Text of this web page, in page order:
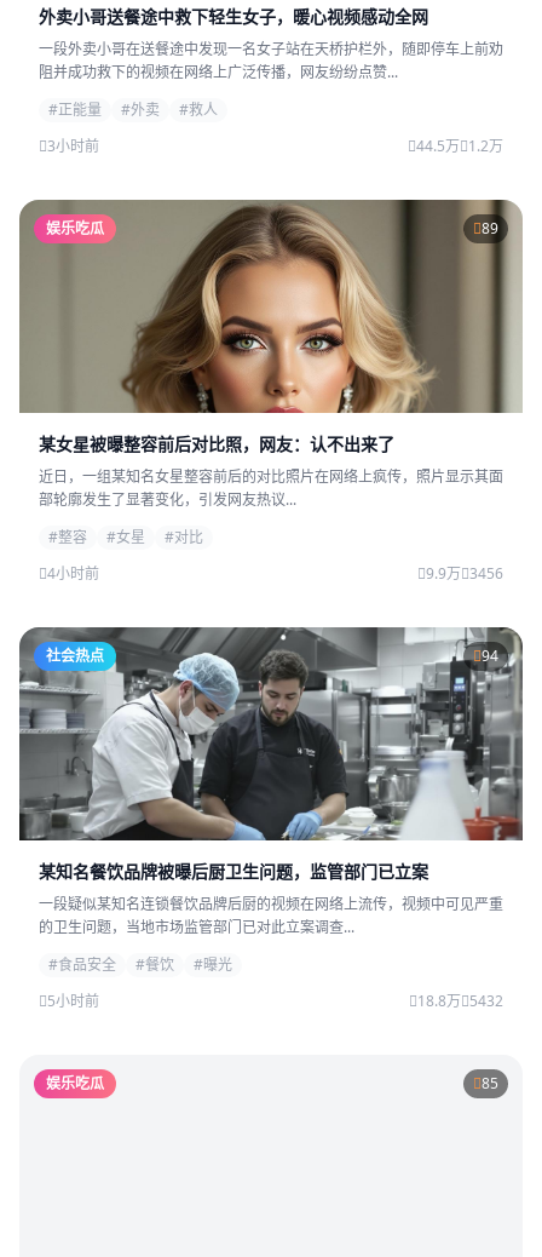
外卖小哥送餐途中救下轻生女子，暖心视频感动全网
一段外卖小哥在送餐途中发现一名女子站在天桥护栏外，随即停车上前劝
阻并成功救下的视频在网络上广泛传播，网友纷纷点赞...
#正能量
#外卖
#救人
3小时前
44.5万 1.2万
娱乐吃瓜 89
某女星被曝整容前后对比照，网友：认不出来了
近日，一组某知名女星整容前后的对比照片在网络上疯传，照片显示其面
部轮廓发生了显著变化，引发网友热议...
#整容
#女星
#对比
4小时前
9.9万 3456
社会热点 94
某知名餐饮品牌被曝后厨卫生问题，监管部门已立案
一段疑似某知名连锁餐饮品牌后厨的视频在网络上流传，视频中可见严重
的卫生问题，当地市场监管部门已对此立案调查...
#食品安全
#餐饮
#曝光
5小时前
18.8万 5432
娱乐吃瓜 85